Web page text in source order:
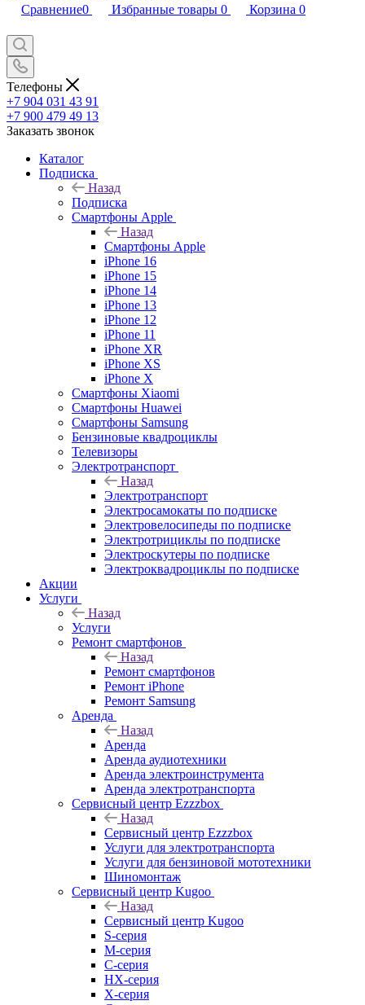
Сравнение0 Избранные товары 0 Корзина 0
Телефоны
+7 904 031 43 91
+7 900 479 49 13
Заказать звонок
Каталог
Подписка
Назад
Подписка
Смартфоны Apple
Назад
Смартфоны Apple
iPhone 16
iPhone 15
iPhone 14
iPhone 13
iPhone 12
iPhone 11
iPhone XR
iPhone XS
iPhone X
Смартфоны Xiaomi
Смартфоны Huawei
Смартфоны Samsung
Бензиновые квадроциклы
Телевизоры
Электротранспорт
Назад
Электротранспорт
Электросамокаты по подписке
Электровелосипеды по подписке
Электротрициклы по подписке
Электроскутеры по подписке
Электроквадроциклы по подписке
Акции
Услуги
Назад
Услуги
Ремонт смартфонов
Назад
Ремонт смартфонов
Ремонт iPhone
Ремонт Samsung
Аренда
Назад
Аренда
Аренда аудиотехники
Аренда электроинструмента
Аренда электротранспорта
Сервисный центр Ezzzbox
Назад
Сервисный центр Ezzzbox
Услуги для электротранспорта
Услуги для бензиновой мототехники
Шиномонтаж
Сервисный центр Kugoo
Назад
Сервисный центр Kugoo
S-cерия
M-серия
С-серия
HX-серия
X-серия